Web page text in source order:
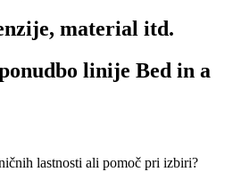
material itd.
linije Bed in a
lastnosti ali pomoč pri izbiri?